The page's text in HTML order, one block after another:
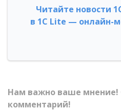
Читайте новости
в 1С Lite — онлайн-
Нам важно ваше мнение!
комментарий!